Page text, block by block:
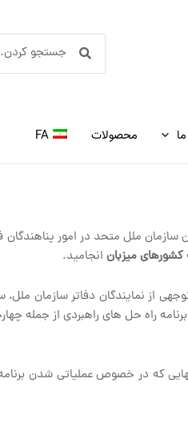
جستجو
کردنکردن
محصولات FA
سازمان ملل متحد در امور
کشورهای میزبان انجامید.
از نمایندگان دفاتر سازمان ملل،
راه حل های راهبردی از جمله
که در خصوص عملیاتی شدن